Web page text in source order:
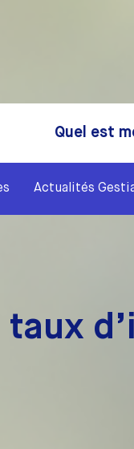
Quel est
Actualités